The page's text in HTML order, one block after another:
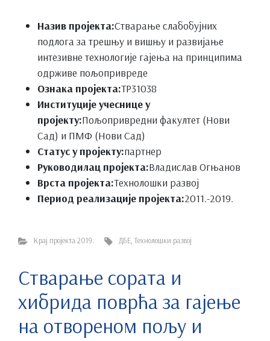
Назив пројекта:Стварање слабобујних
подлога за трешњу и вишњу и развијање
интезивне технологије гајења на принципима
одрживе пољопривреде
Ознака пројекта:ТР31038
Институције учеснице у
пројекту:Пољопривредни факултет (Нови
Сад) и ПМФ (Нови Сад)
Статус у пројекту:партнер
Руководилац пројекта:Владислав Огњанов
Врста пројекта:Технолошки развој
Период реализације пројекта:2011.-2019.
Крај пројекта 2019. ДБЕ ,Технолошки развој
Стварање сората и
хибрида поврћа за гајење
на отвореном пољу и